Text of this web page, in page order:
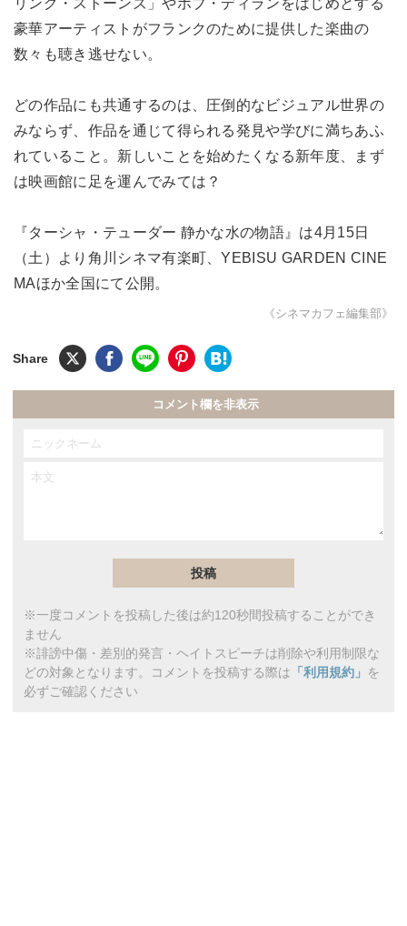
リング・ストーンズ」やボブ・ディランをはじめとする
豪華アーティストがフランクのために提供した楽曲の
数々も聴き逃せない。
どの作品にも共通するのは、圧倒的なビジュアル世界の
みならず、作品を通じて得られる発見や学びに満ちあふ
れていること。新しいことを始めたくなる新年度、まず
は映画館に足を運んでみては？
『ターシャ・テューダー 静かな水の物語』は4月15日
（土）より角川シネマ有楽町、YEBISU GARDEN CINE
MAほか全国にて公開。
《シネマカフェ編集部》
コメント欄を非表示
※一度コメントを投稿した後は約120秒間投稿することができ
ません
※誹謗中傷・差別的発言・ヘイトスピーチは削除や利用制限な
どの対象となります。コメントを投稿する際は 「利用規約」 を
必ずご確認ください